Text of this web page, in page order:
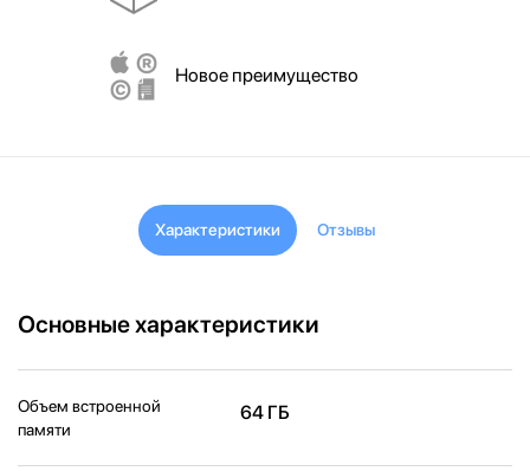
Новое преимущество
Характеристики Отзывы
Основные характеристики
Объем встроенной
памяти
64 ГБ